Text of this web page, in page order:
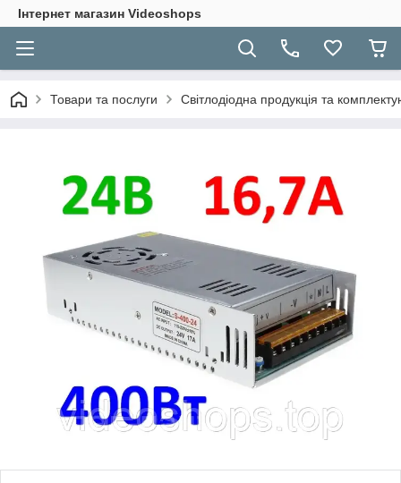
Інтернет магазин Videoshops
Товари та послуги Світлодіодна продукція та